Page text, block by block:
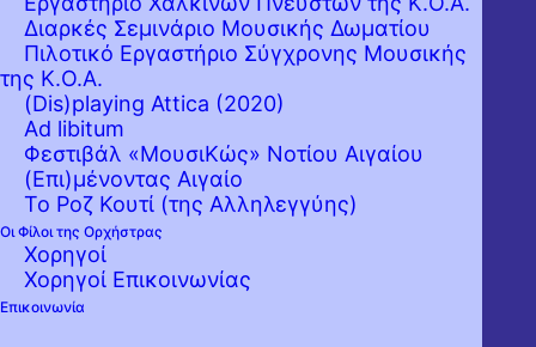
Διαρκές Σεμινάριο Μουσικής Δωματίου
Πιλοτικό Εργαστήριο Σύγχρονης Μουσικής
της Κ.Ο.Α.
(Dis)playing Attica (2020)
Ad libitum
Φεστιβάλ «ΜουσιΚώς» Νοτίου Αιγαίου
(Επι)μένοντας Αιγαίο
Το Ροζ Κουτί (της Αλληλεγγύης)
Οι Φίλοι της Ορχήστρας
Χορηγοί
Χορηγοί Επικοινωνίας
Επικοινωνία